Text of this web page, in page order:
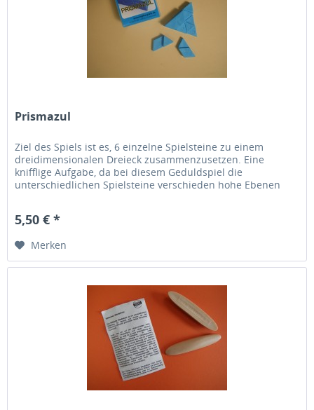
Prismazul
Ziel des Spiels ist es, 6 einzelne Spielsteine zu einem
dreidimensionalen Dreieck zusammenzusetzen. Eine
knifflige Aufgabe, da bei diesem Geduldspiel die
unterschiedlichen Spielsteine verschieden hohe Ebenen
5,50 € *
Merken